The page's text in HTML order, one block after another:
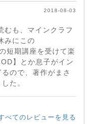
2018-08-03
むも、マインクラフ
みにこの
短期講座を受けて楽
】とか息子がイン
ので、著作がまさ
た。
べてのレビューを見る